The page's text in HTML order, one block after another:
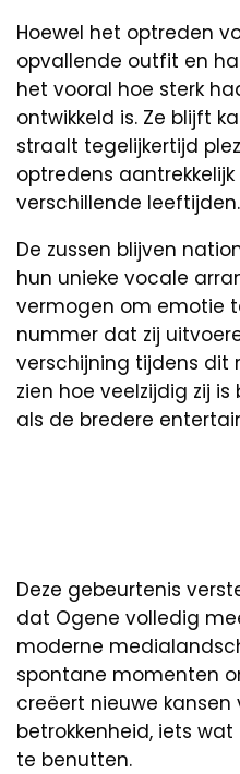
Hoewel het optreden
opvallende outfit en
het vooral hoe sterk
ontwikkeld is. Ze blijft
straalt tegelijkertijd
optredens
verschillende leeftijden.
De zussen blijven
hun unieke vocale
vermogen om emotie
nummer dat zij
verschijning tijdens
zien hoe veelzijdig zij
als de bredere
Deze gebeurtenis
dat Ogene volledig
moderne
spontane momenten
creëert nieuwe
betrokkenheid, iets
te benutten.